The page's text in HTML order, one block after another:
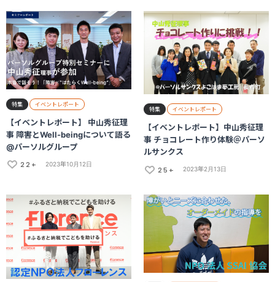
特集 イベントレポート
【イベントレポート】 中山秀征理
事 障害とWell-beingについて語る
@パーソルグループ
22+
2023年10月12日
特集 イベントレポート
【イベントレポート】中山秀征理
事 チョコレート作り体験＠パーソ
ルサンクス
25+
2023年2月13日